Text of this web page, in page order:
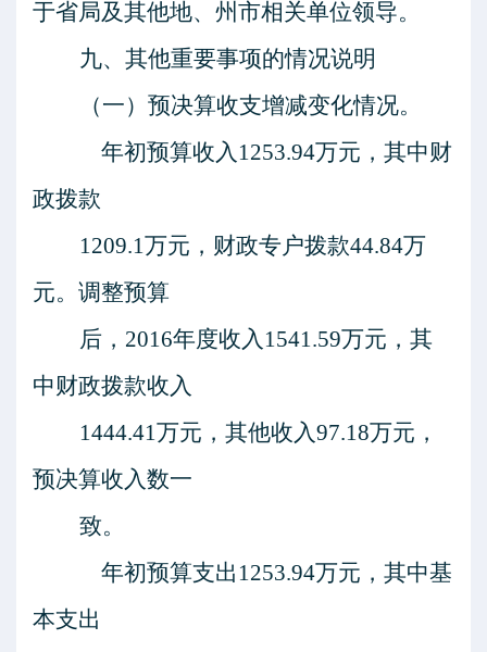
于省局及其他地、州市相关单位领导。
九、其他重要事项的情况说明
（一）预决算收支增减变化情况。
年初预算收入 1253.94万元，其中财
政拨款
1209.1万元，财政专户拨款44.84万
元。调整预算
后， 2016年度收入1541.59万元，其
中财政拨款收入
1444.41万元，其他收入97.18万元，
预决算收入数一
致。
年初预算支出 1253.94万元，其中基
本支出